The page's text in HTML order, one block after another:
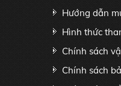
Hướng dẫn
Hình thức
Chính sách
Chính sách